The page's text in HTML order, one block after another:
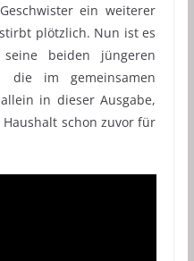
ein weiterer
plötzlich. Nun ist es
beiden jüngeren
die im gemeinsamen
in dieser Ausgabe,
schon zuvor für